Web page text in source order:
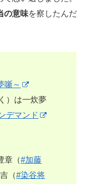
の意味を察したんだ
噺～
）は一炊夢
デマンド
章（#加藤
（#染谷将